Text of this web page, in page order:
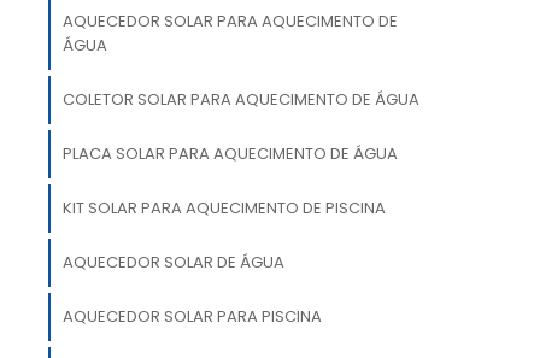
AQUECEDOR SOLAR PARA AQUECIMENTO DE
ÁGUA
COLETOR SOLAR PARA AQUECIMENTO DE ÁGUA
PLACA SOLAR PARA AQUECIMENTO DE ÁGUA
KIT SOLAR PARA AQUECIMENTO DE PISCINA
AQUECEDOR SOLAR DE ÁGUA
AQUECEDOR SOLAR PARA PISCINA